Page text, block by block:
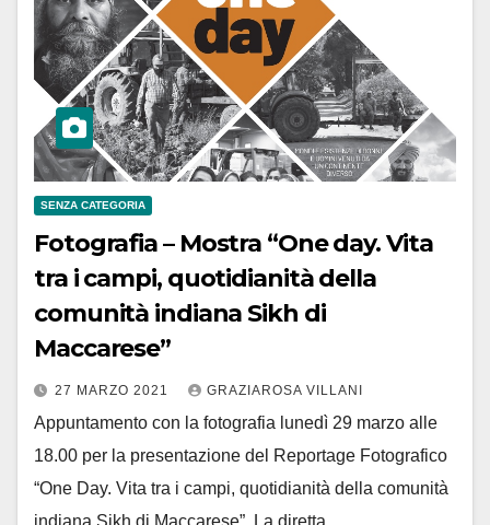
SENZA CATEGORIA
Fotografia – Mostra “One day. Vita
tra i campi, quotidianità della
comunità indiana Sikh di
Maccarese”
27 MARZO 2021 GRAZIAROSA VILLANI
Appuntamento con la fotografia lunedì 29 marzo alle
18.00 per la presentazione del Reportage Fotografico
“One Day. Vita tra i campi, quotidianità della comunità
indiana Sikh di Maccarese”. La diretta…